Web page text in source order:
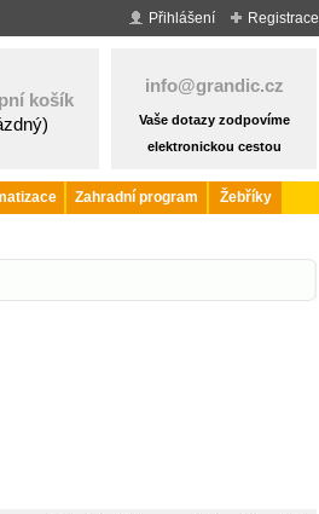
Registrace
Přihlášení
košík
info@grandic.cz
Vaše dotazy zodpovíme
elektronickou cestou
Zahradní program
Žebříky